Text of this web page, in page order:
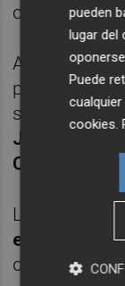
con la
Además, se
por
selección
Joaquín
Carlos da
Los
entrada
y la
destinada de
pueden
lugar del
Puede
cookies .